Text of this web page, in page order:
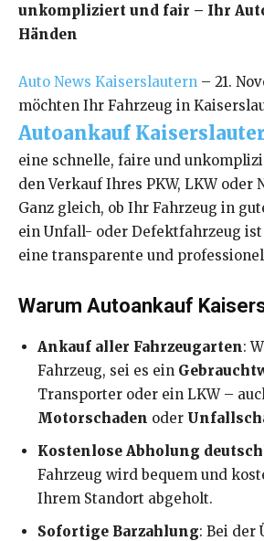
unkompliziert und fair – Ihr
Händen
Auto News Kaiserslautern – 21.
möchten Ihr Fahrzeug in
Autoankauf
eine schnelle, faire und
den Verkauf Ihres PKW, LKW oder
Ganz gleich, ob Ihr Fahrzeug in
ein Unfall- oder Defektfahrzeug
eine transparente und
Warum Autoankauf
Ankauf aller Fahrzeugarten:
Fahrzeug, sei es ein
Transporter oder ein LKW –
Motorschaden oder
Kostenlose Abholung
Fahrzeug wird bequem und
Ihrem Standort abgeholt.
Sofortige Barzahlung: Bei der